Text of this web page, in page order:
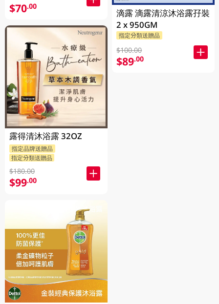
$70.00
露得清沐浴露 32OZ
指定品牌送贈品
指定分類送贈品
$180.00
$99.00
滴露 滴露清涼沐浴露孖裝
2 x 950GM
指定分類送贈品
$100.00
$89.00